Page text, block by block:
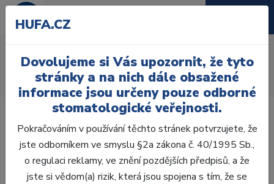
Úvod Zuby
AcryRock
AcryRock frontální H 6 ks S41, A4
HUFA.CZ
Dovolujeme si Vás upozornit, že tyto
stránky a na nich dále obsažené
informace jsou určeny pouze odborné
stomatologické veřejnosti.
Pokračováním v používání těchto stránek potvrzujete, že
jste odborníkem ve smyslu §2a zákona č. 40/1995 Sb.,
o regulaci reklamy, ve znění pozdějších předpisů, a že
jste si vědom(a) rizik, která jsou spojena s tím, že se